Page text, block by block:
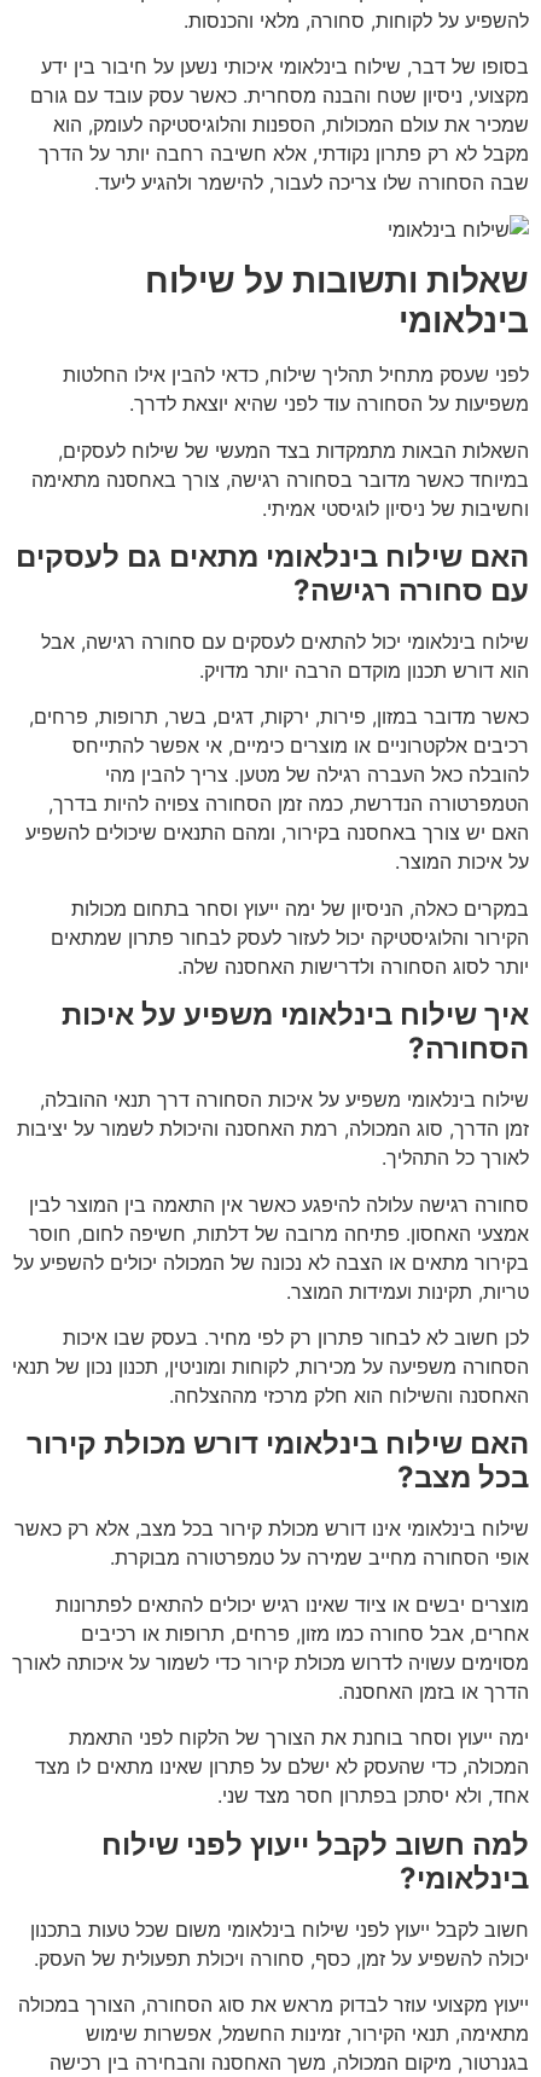
להשפיע על לקוחות, סחורה, מלאי והכנסות.
בסופו של דבר, שילוח בינלאומי איכותי נשען על חיבור בין ידע
מקצועי, ניסיון שטח והבנה מסחרית. כאשר עסק עובד עם גורם
שמכיר את עולם המכולות, הספנות והלוגיסטיקה לעומק, הוא
מקבל לא רק פתרון נקודתי, אלא חשיבה רחבה יותר על הדרך
שבה הסחורה שלו צריכה לעבור, להישמר ולהגיע ליעד.
שאלות ותשובות על שילוח
בינלאומי
לפני שעסק מתחיל תהליך שילוח, כדאי להבין אילו החלטות
משפיעות על הסחורה עוד לפני שהיא יוצאת לדרך.
השאלות הבאות מתמקדות בצד המעשי של שילוח לעסקים,
במיוחד כאשר מדובר בסחורה רגישה, צורך באחסנה מתאימה
וחשיבות של ניסיון לוגיסטי אמיתי.
האם שילוח בינלאומי מתאים גם לעסקים
עם סחורה רגישה?
שילוח בינלאומי יכול להתאים לעסקים עם סחורה רגישה, אבל
הוא דורש תכנון מוקדם הרבה יותר מדויק.
כאשר מדובר במזון, פירות, ירקות, דגים, בשר, תרופות, פרחים,
רכיבים אלקטרוניים או מוצרים כימיים, אי אפשר להתייחס
להובלה כאל העברה רגילה של מטען. צריך להבין מהי
הטמפרטורה הנדרשת, כמה זמן הסחורה צפויה להיות בדרך,
האם יש צורך באחסנה בקירור, ומהם התנאים שיכולים להשפיע
על איכות המוצר.
במקרים כאלה, הניסיון של ימה ייעוץ וסחר בתחום מכולות
הקירור והלוגיסטיקה יכול לעזור לעסק לבחור פתרון שמתאים
יותר לסוג הסחורה ולדרישות האחסנה שלה.
איך שילוח בינלאומי משפיע על איכות
הסחורה?
שילוח בינלאומי משפיע על איכות הסחורה דרך תנאי ההובלה,
זמן הדרך, סוג המכולה, רמת האחסנה והיכולת לשמור על יציבות
לאורך כל התהליך.
סחורה רגישה עלולה להיפגע כאשר אין התאמה בין המוצר לבין
אמצעי האחסון. פתיחה מרובה של דלתות, חשיפה לחום, חוסר
בקירור מתאים או הצבה לא נכונה של המכולה יכולים להשפיע על
טריות, תקינות ועמידות המוצר.
לכן חשוב לא לבחור פתרון רק לפי מחיר. בעסק שבו איכות
הסחורה משפיעה על מכירות, לקוחות ומוניטין, תכנון נכון של תנאי
האחסנה והשילוח הוא חלק מרכזי מההצלחה.
האם שילוח בינלאומי דורש מכולת קירור
בכל מצב?
שילוח בינלאומי אינו דורש מכולת קירור בכל מצב, אלא רק כאשר
אופי הסחורה מחייב שמירה על טמפרטורה מבוקרת.
מוצרים יבשים או ציוד שאינו רגיש יכולים להתאים לפתרונות
אחרים, אבל סחורה כמו מזון, פרחים, תרופות או רכיבים
מסוימים עשויה לדרוש מכולת קירור כדי לשמור על איכותה לאורך
הדרך או בזמן האחסנה.
ימה ייעוץ וסחר בוחנת את הצורך של הלקוח לפני התאמת
המכולה, כדי שהעסק לא ישלם על פתרון שאינו מתאים לו מצד
אחד, ולא יסתכן בפתרון חסר מצד שני.
למה חשוב לקבל ייעוץ לפני שילוח
בינלאומי?
חשוב לקבל ייעוץ לפני שילוח בינלאומי משום שכל טעות בתכנון
יכולה להשפיע על זמן, כסף, סחורה ויכולת תפעולית של העסק.
ייעוץ מקצועי עוזר לבדוק מראש את סוג הסחורה, הצורך במכולה
מתאימה, תנאי הקירור, זמינות החשמל, אפשרות שימוש
בגנרטור, מיקום המכולה, משך האחסנה והבחירה בין רכישה